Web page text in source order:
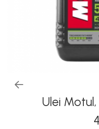
Tapiterii | Textile | Piele
Bord | Plastice Interioare
Parfumuri | Odorizante
CEARA | SEALANT |
PROTECTIE | COATING
POLISH | SLEFUIRE |
Ulei